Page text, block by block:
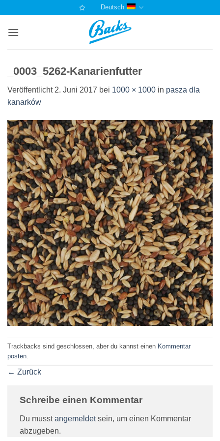
springen
Deutsch
_0003_5262-Kanarienfutter
Veröffentlicht 2. Juni 2017 bei 1000 × 1000 in pasza dla
kanarków
Trackbacks sind geschlossen, aber du kannst einen Kommentar
posten
← Zurück
Schreibe einen Kommentar
Du musstangemeldetsein, um einen Kommentar
abzugeben.